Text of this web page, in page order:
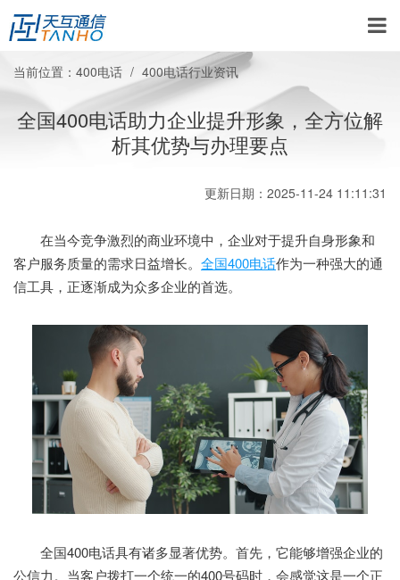
当前位置： 400电话 400电话行业资讯
全国400电话助力企业提升形象，全方位解
析其优势与办理要点
更新日期：2025-11-24 11:11:31
在当今竞争激烈的商业环境中，企业对于提升自身形象和
客户服务质量的需求日益增长。 全国400电话作为一种强大的通
信工具，正逐渐成为众多企业的首选。
全国400电话具有诸多显著优势。首先，它能够增强企业的
公信力。当客户拨打一个统一的400号码时，会感觉这是一个正